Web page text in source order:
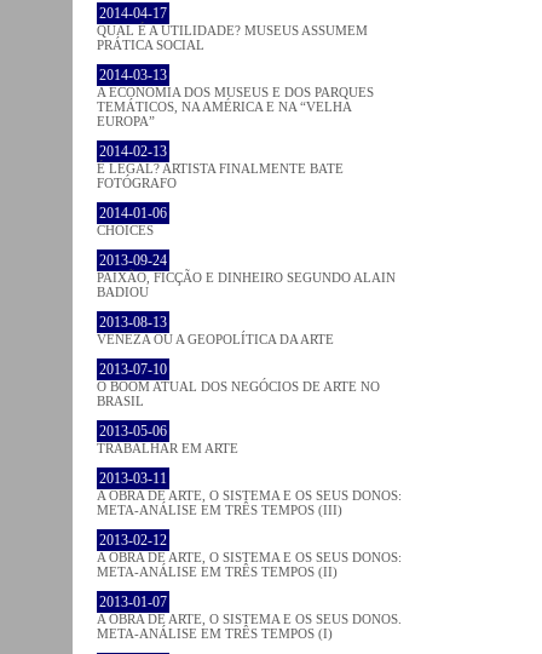
2014-04-17
QUAL É A UTILIDADE? MUSEUS ASSUMEM
PRÁTICA SOCIAL
2014-03-13
A ECONOMIA DOS MUSEUS E DOS PARQUES
TEMÁTICOS, NA AMÉRICA E NA “VELHA
EUROPA”
2014-02-13
É LEGAL? ARTISTA FINALMENTE BATE
FOTÓGRAFO
2014-01-06
CHOICES
2013-09-24
PAIXÃO, FICÇÃO E DINHEIRO SEGUNDO ALAIN
BADIOU
2013-08-13
VENEZA OU A GEOPOLÍTICA DA ARTE
2013-07-10
O BOOM ATUAL DOS NEGÓCIOS DE ARTE NO
BRASIL
2013-05-06
TRABALHAR EM ARTE
2013-03-11
A OBRA DE ARTE, O SISTEMA E OS SEUS DONOS:
META-ANÁLISE EM TRÊS TEMPOS (III)
2013-02-12
A OBRA DE ARTE, O SISTEMA E OS SEUS DONOS:
META-ANÁLISE EM TRÊS TEMPOS (II)
2013-01-07
A OBRA DE ARTE, O SISTEMA E OS SEUS DONOS.
META-ANÁLISE EM TRÊS TEMPOS (I)